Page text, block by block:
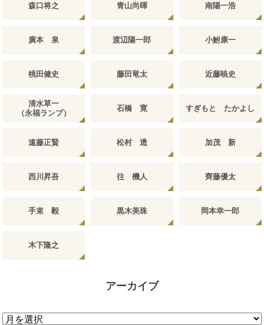
森口将之 青山尚暉 南陽一浩
廣本 泉 渡辺陽一郎 小鮒康一
桃田健史 藤田竜太 近藤暁史
清水草一
（永福ランプ）
石橋 寛 すぎもと たかよし
遠藤正賢 松村 透 加茂 新
西川昇吾 往 機人 齊藤優太
手束 毅 黒木美珠 岡本幸一郎
木下隆之
アーカイブ
ア